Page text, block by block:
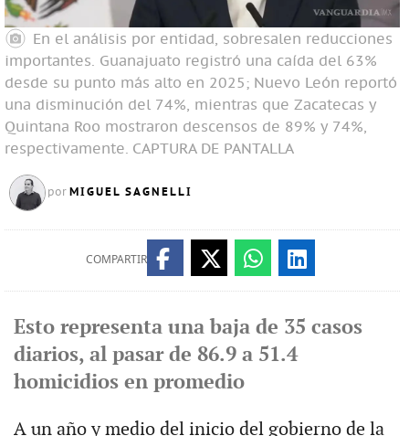
En el análisis por entidad, sobresalen reducciones
importantes. Guanajuato registró una caída del 63%
desde su punto más alto en 2025; Nuevo León reportó
una disminución del 74%, mientras que Zacatecas y
Quintana Roo mostraron descensos de 89% y 74%,
respectivamente. CAPTURA DE PANTALLA
por MIGUEL SAGNELLI
COMPARTIR
Esto representa una baja de 35 casos
diarios, al pasar de 86.9 a 51.4
homicidios en promedio
A un año y medio del inicio del gobierno de la